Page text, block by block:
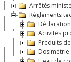
Arrêtés
Règlements
Activités
Produits
Dosimétrie